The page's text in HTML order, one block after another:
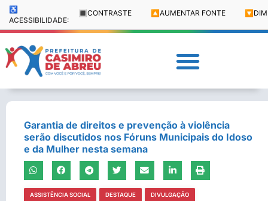
♿
ACESSIBILIDADE:
🔳 CONTRASTE 🔼 AUMENTAR FONTE 🔽
Garantia de direitos e prevenção à violência
serão discutidos nos Fóruns Municipais do Idoso
e da Mulher nesta semana
ASSISTÊNCIA SOCIAL DESTAQUE DIVULGAÇÃO